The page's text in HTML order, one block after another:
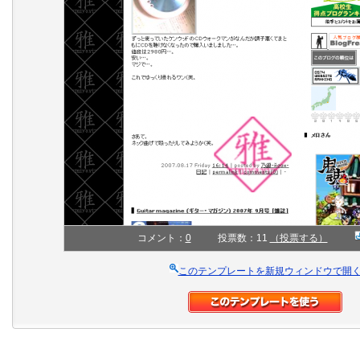
コメント： 0 投票数：11 （投票する）
このテンプレートを新規ウィンドウで開